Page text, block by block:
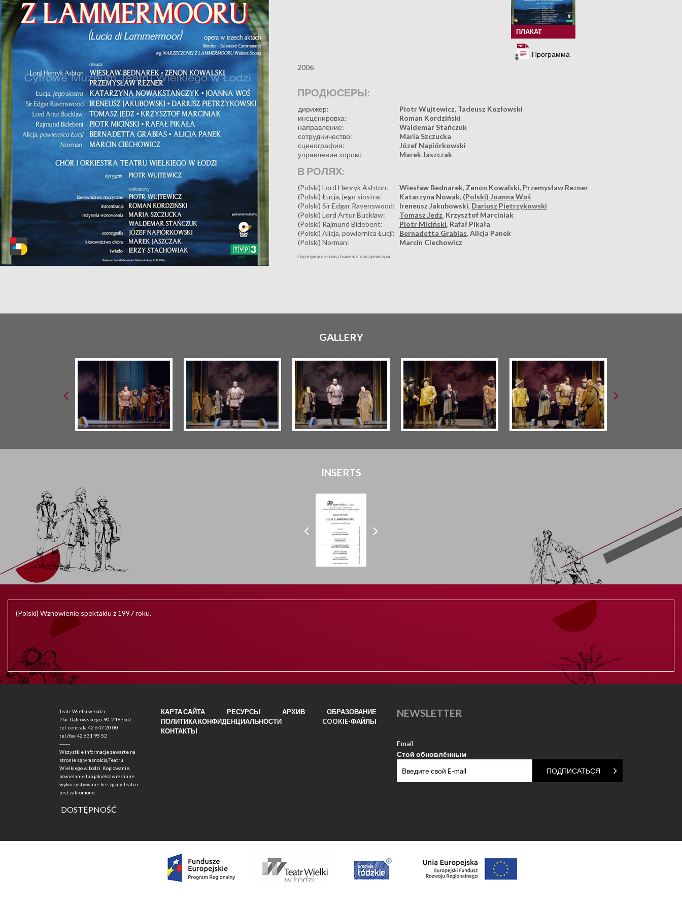
ПЛАКАТ
Программа
2006
ПРОДЮСЕРЫ:
дирижер: Piotr Wujtewicz, Tadeusz Kozłowski
инсценировка:
Roman Kordziński
направление:
Waldemar Stańczuk
сотрудничество:
Maria Szczucka
сценография:
Józef Napiórkowski
управление хором:
Marek Jaszczak
В РОЛЯХ:
(Polski) Lord Henryk Ashton: Wiesław Bednarek, Zenon Kowalski, Przemysław Rezner
(Polski) Łucja, jego siostra:
Katarzyna Nowak, (Polski) Joanna Woś
(Polski) Sir Edgar Ravenswood:
Ireneusz Jakubowski, Dariusz Pietrzykowski
(Polski) Lord Artur Bucklaw:
Tomasz Jedz, Krzysztof Marciniak
(Polski) Rajmund Bidebent:
Piotr Miciński, Rafał Pikała
(Polski) Alicja, powiernica Łucji:
Bernadetta Grabias,Alicja Panek
(Polski) Norman:
Marcin Ciechowicz
Подчеркнутые лица были частью премьеры
GALLERY
INSERTS
(Polski) Wznowienie spektaklu z 1997 roku.
Teatr Wielki w Łodzi
Plac Dąbrowskiego, 90-249 Łódź
tel. centrala 42 647 20 00
tel./fax42 631 95 52
-------
Wszystkie informacje zawarte na
stronie są własnością Teatru
Wielkiego w Łodzi. Kopiowanie,
powielanie lub jakiekolwiek inne
wykorzystywanie bez zgody Teatru
jest zabronione.
DOSTĘPNOŚĆ
КАРТА САЙТА РЕСУРСЫ АРХИВ
ОБРАЗОВАНИЕ
ПОЛИТИКА КОНФИДЕНЦИАЛЬНОСТИ
COOKIE-ФАЙЛЫ
КОНТАКТЫ
NEWSLETTER
Email
Стой обновлённым